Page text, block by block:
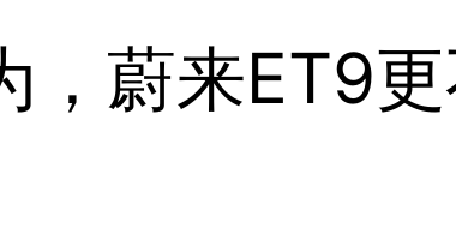
，蔚来ET9